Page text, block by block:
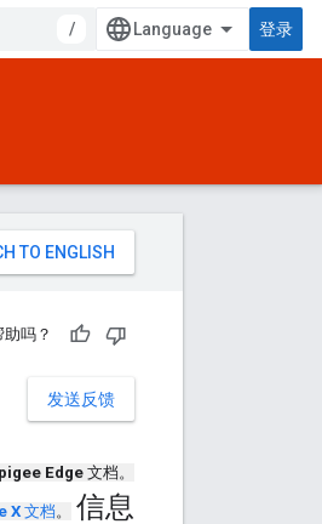
/ 登录
吗？
发送反馈
Edge 文档。
X文档。 信息